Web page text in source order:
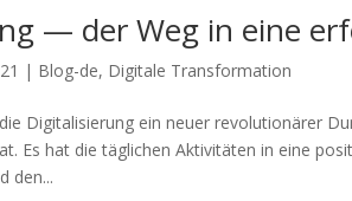
— der Weg in eine
| Blog-de, Digitale Transformation
Digitalisierung ein neuer revolutionärer
Es hat die täglichen Aktivitäten in eine
den...